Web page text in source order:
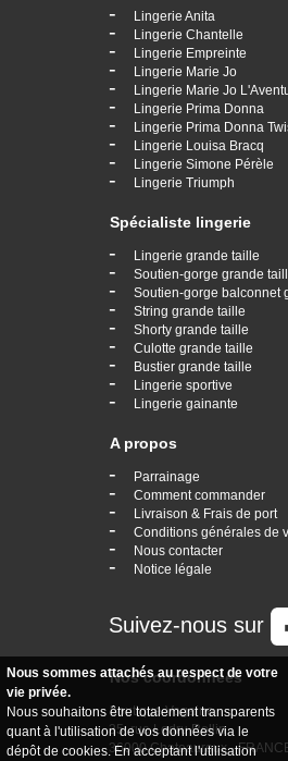
- Lingerie Anita
- Lingerie Chantelle
- Lingerie Empreinte
- Lingerie Marie Jo
- Lingerie Marie Jo
- Lingerie Prima Donna
- Lingerie Prima Donna
- Lingerie Louisa Bracq
- Lingerie Simone Pérèle
- Lingerie Triumph
Spécialiste lingerie
- Lingerie grande taille
- Soutien-gorge grande
- Soutien-gorge balconnet
- String grande taille
- Shorty grande taille
- Culotte grande taille
- Bustier grande taille
- Lingerie sportive
- Lingerie gainante
A propos
- Parrainage
- Comment commander
- Livraison & Frais de port
- Conditions générales de
- Nous contacter
- Notice légale
Suivez-nous sur
Nos coordonnées
boutique Vogaine
35, rue Ledru Rollin
36000 Chateauroux -
Nous sommes attachés au respect de votre
vie privée.
Nous souhaitons être totalement transparents
quant à l'utilisation de vos données via le
dépôt de cookies. En acceptant l'utilisation